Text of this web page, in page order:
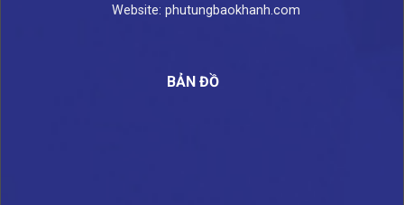
Website: phutungbaokhanh.com
BẢN ĐỒ